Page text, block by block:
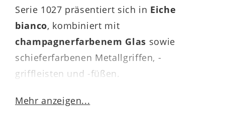
Serie 1027 präsentiert sich in Eiche
bianco, kombiniert mit
champagnerfarbenem Glas sowie
schieferfarbenen Metallgriffen, -
griffleisten und -füßen.
Durch die perfekt aufeinander
Mehr anzeigen...